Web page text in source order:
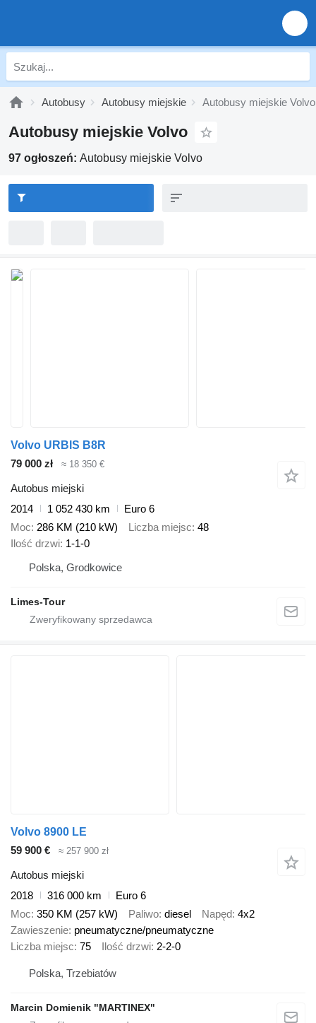
Autobusy Autobusy miejskie Autobusy miejskie Volvo
Autobusy miejskie Volvo
97 ogłoszeń: Autobusy miejskie Volvo
Volvo URBIS B8R
79 000 zł
≈ 18 350 €
Autobus miejski
2014
1 052 430 km
Euro 6
Moc 286 KM (210 kW) Liczba miejsc 48
Ilość drzwi 1-1-0
Polska, Grodkowice
Limes-Tour
Volvo 8900 LE
59 900 €
≈ 257 900 zł
Autobus miejski
2018
316 000 km
Euro 6
Moc 350 KM (257 kW) Paliwo diesel Napęd 4x2
Zawieszenie pneumatyczne/pneumatyczne
Liczba miejsc 75 Ilość drzwi 2-2-0
Polska, Trzebiatów
Marcin Domienik "MARTINEX"